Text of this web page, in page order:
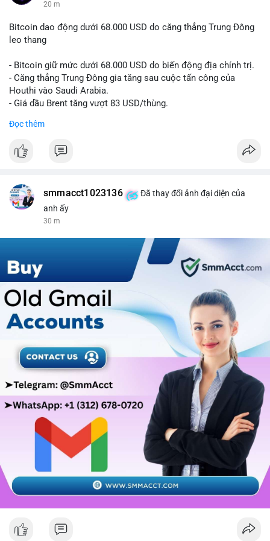
20 m
Bitcoin dao động dưới 68.000 USD do căng thẳng Trung Đông
leo thang
- Bitcoin giữ mức dưới 68.000 USD do biến động địa chính trị.
- Căng thẳng Trung Đông gia tăng sau cuộc tấn công của
Houthi vào Saudi Arabia.
- Giá dầu Brent tăng vượt 83 USD/thùng.
#bitcoin
$btc
📰 Nguồn: CoinDesk
Đọc thêm
smmacct1023136
Đã thay đổi ảnh đại diện của
anh ấy
30 m